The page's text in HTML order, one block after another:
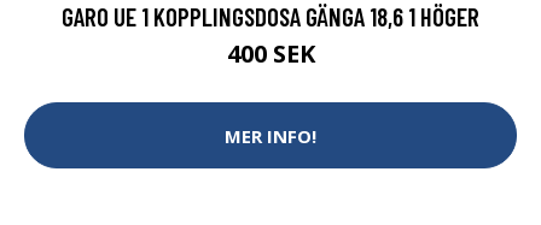
GARO UE 1 KOPPLINGSDOSA GÄNGA 18,6 1 HÖGER
400 SEK
MER INFO!